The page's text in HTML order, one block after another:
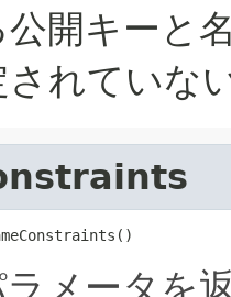
公開キー
れていな
メータを